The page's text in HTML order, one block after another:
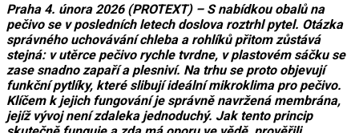
Praha 4. února 2026 (PROTEXT) – S nabídkou obalů na
pečivo se v posledních letech doslova roztrhl pytel. Otázka
správného uchovávání chleba a rohlíků přitom zůstává
stejná: v utěrce pečivo rychle tvrdne, v plastovém sáčku se
zase snadno zapaří a plesniví. Na trhu se proto objevují
funkční pytlíky, které slibují ideální mikroklima pro pečivo.
Klíčem k jejich fungování je správně navržená membrána,
jejíž vývoj není zdaleka jednoduchý. Jak tento princip